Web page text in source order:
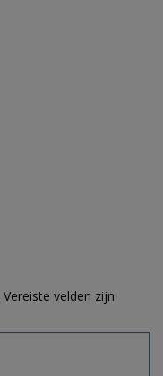
Vereiste velden zijn